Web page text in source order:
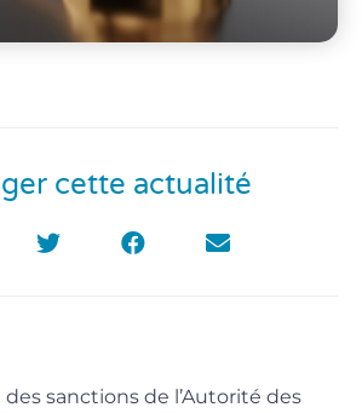
cette actualité
sanctions de l’Autorité des